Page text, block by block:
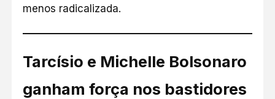
menos radicalizada.
Tarcísio e Michelle Bolsonaro
ganham força nos bastidores